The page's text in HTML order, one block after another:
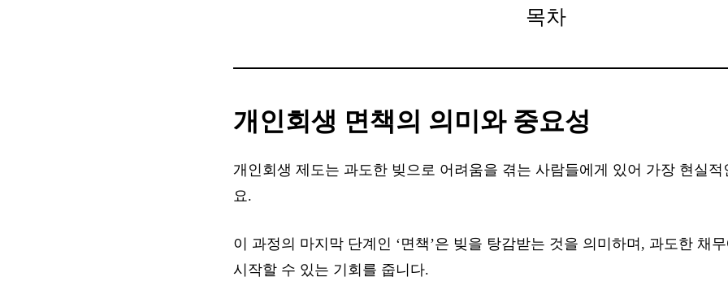
목차
개인회생 면책의 의미와 중요성
개인회생 제도는 과도한 빚으로 어려움을 겪는 사람들에게 있어 가장 현실적
요.
이 과정의 마지막 단계인 ‘면책’은 빚을 탕감받는 것을 의미하며, 과도한 채
시작할 수 있는 기회를 줍니다.